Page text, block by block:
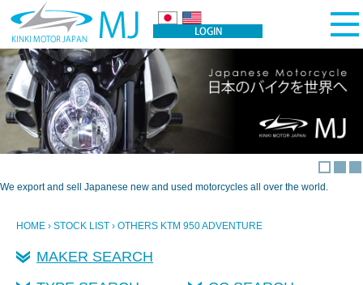
We export and sell Japanese new and used motorcycles all over the world.
HOME › STOCK LIST › OTHERS KTM 950 ADVENTURE
MAKER SEARCH